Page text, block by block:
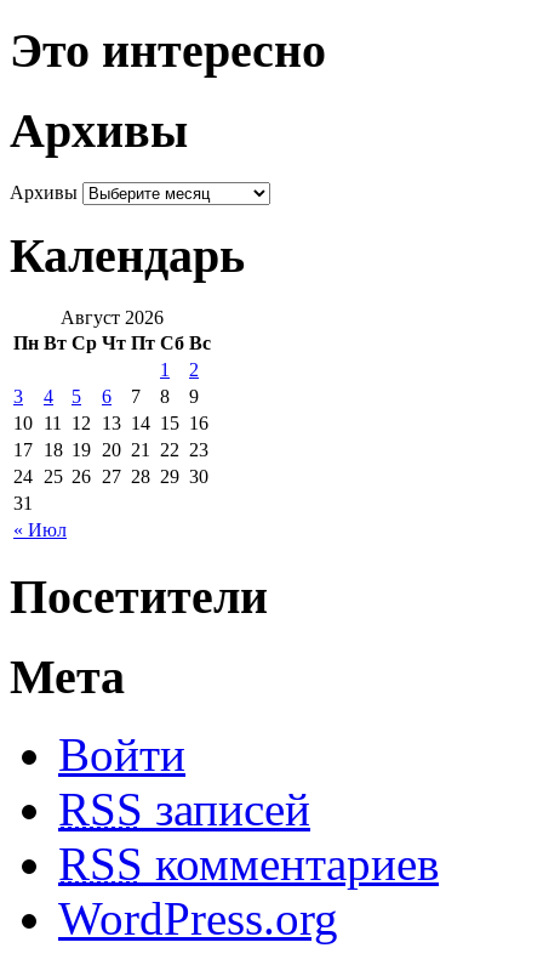
Это интересно
Архивы
Архивы
Календарь
Август 2026
Пн Вт Ср Чт Пт Сб Вс
« Июл
1
2
3
4 5 6 7 8
9
10 11 12 13 14 15 16
17 18 19 20 21 22 23
24 25 26 27 28 29 30
31
Посетители
Мета
Войти
RSS записей
RSS комментариев
WordPress.org